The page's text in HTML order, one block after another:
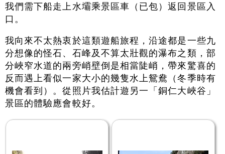
我們需下船走上水壩乘景區車（已包）返回景區入
口。
我向來不太熱衷於這類遊船旅程，沿途都是一些九
分想像的怪石、石峰及不算太壯觀的瀑布之類，部
分峽窄水道的兩旁峭壁倒是相當陡峭，帶來驚喜的
反而遇上看似一家大小的幾隻水上鴛鴦（冬季時有
機會看到）。從照片我估計遊另一「銅仁大峽谷」
景區的體驗應會較好。